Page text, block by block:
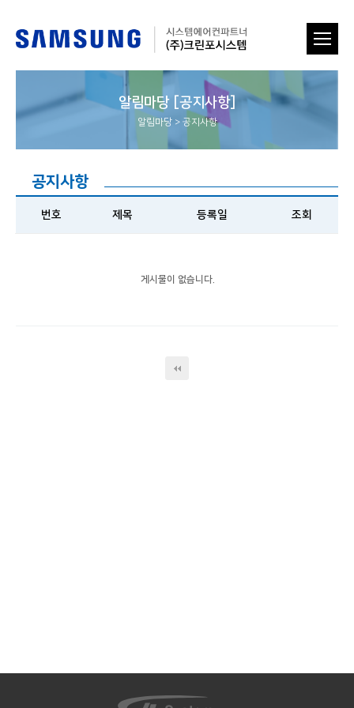
알림마당 [공지사항]
알림마당 > 공지사항
공지사항
번호 제목 등록일 조회
게시물이 없습니다.